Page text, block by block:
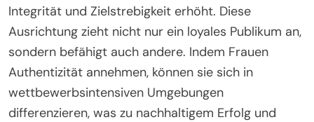
Integrität und Zielstrebigkeit erhöht. Diese
Ausrichtung zieht nicht nur ein loyales Publikum an,
sondern befähigt auch andere. Indem Frauen
Authentizität annehmen, können sie sich in
wettbewerbsintensiven Umgebungen
differenzieren, was zu nachhaltigem Erfolg und